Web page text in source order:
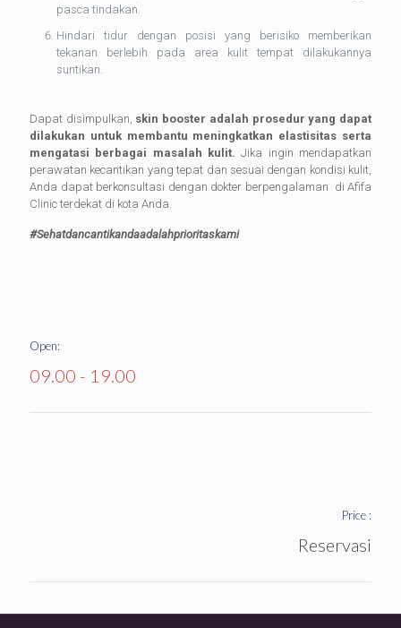
pasca tindakan.
Hindari tidur dengan posisi yang berisiko memberikan
tekanan berlebih pada area kulit tempat dilakukannya
suntikan.
Dapat disimpulkan, skin booster adalah prosedur yang dapat
dilakukan untuk membantu meningkatkan elastisitas serta
mengatasi berbagai masalah kulit. Jika ingin mendapatkan
perawatan kecantikan yang tepat dan sesuai dengan kondisi kulit,
Anda dapat berkonsultasi dengan dokter berpengalaman di Afifa
Clinic terdekat di kota Anda.
#Sehatdancantikandaadalahprioritaskami
Open:
09.00 - 19.00
Price :
Reservasi